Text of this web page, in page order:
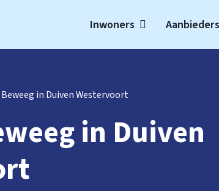
Inwoners Aanbieders
in Duiven Westervoort
in Duiven